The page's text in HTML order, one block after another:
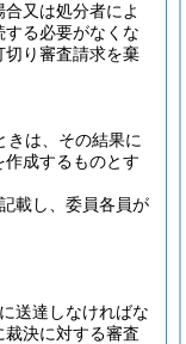
又は処分者によ
る必要がなくな
切り審査請求を棄
きは、その結果に
成するものとす
載し、委員各員が
送達しなければな
裁決に対する審査